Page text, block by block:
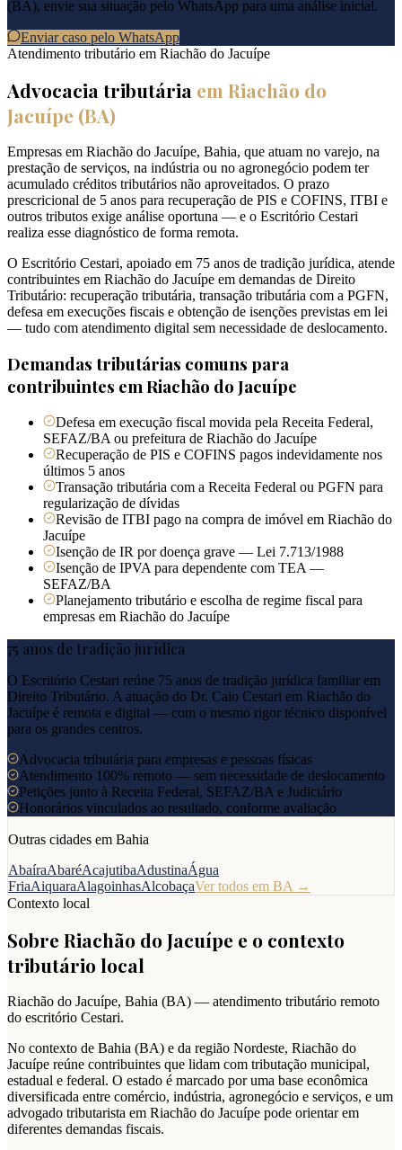
(BA), envie sua situação pelo WhatsApp para uma análise inicial.
Enviar caso pelo WhatsApp
Atendimento tributário em Riachão do Jacuípe
Advocacia tributária em Riachão do
Jacuípe (BA)
Empresas em Riachão do Jacuípe, Bahia, que atuam no varejo, na
prestação de serviços, na indústria ou no agronegócio podem ter
acumulado créditos tributários não aproveitados. O prazo
prescricional de 5 anos para recuperação de PIS e COFINS, ITBI e
outros tributos exige análise oportuna — e o Escritório Cestari
realiza esse diagnóstico de forma remota.
O Escritório Cestari, apoiado em 75 anos de tradição jurídica, atende
contribuintes em Riachão do Jacuípe em demandas de Direito
Tributário: recuperação tributária, transação tributária com a PGFN,
defesa em execuções fiscais e obtenção de isenções previstas em lei
— tudo com atendimento digital sem necessidade de deslocamento.
Demandas tributárias comuns para
contribuintes emRiachão do Jacuípe
Defesa em execução fiscal movida pela Receita Federal,
SEFAZ/BA ou prefeitura de Riachão do Jacuípe
Recuperação de PIS e COFINS pagos indevidamente nos
últimos 5 anos
Transação tributária com a Receita Federal ou PGFN para
regularização de dívidas
Revisão de ITBI pago na compra de imóvel em Riachão do
Jacuípe
Isenção de IR por doença grave — Lei 7.713/1988
Isenção de IPVA para dependente com TEA —
SEFAZ/BA
Planejamento tributário e escolha de regime fiscal para
empresas em Riachão do Jacuípe
75 anos de tradição jurídica
O Escritório Cestari reúne 75 anos de tradição jurídica familiar em
Direito Tributário. A atuação do Dr. Caio Cestari em Riachão do
Jacuípe é remota e digital — com o mesmo rigor técnico disponível
para os grandes centros.
Advocacia tributária para empresas e pessoas físicas
Atendimento 100% remoto — sem necessidade de deslocamento
Petições junto à Receita Federal, SEFAZ/BA e Judiciário
Honorários vinculados ao resultado, conforme avaliação
Outras cidades em Bahia
AbaíraAbaréAcajutibaAdustinaÁgua
FriaAiquaraAlagoinhasAlcobaçaVer todos em BA →
Contexto local
Sobre Riachão do Jacuípe e o contexto
tributário local
Riachão do Jacuípe, Bahia (BA) — atendimento tributário remoto
do escritório Cestari.
No contexto de Bahia (BA) e da região Nordeste, Riachão do
Jacuípe reúne contribuintes que lidam com tributação municipal,
estadual e federal. O estado é marcado por uma base econômica
diversificada entre comércio, indústria, agronegócio e serviços, e um
advogado tributarista em Riachão do Jacuípe pode orientar em
diferentes demandas fiscais.